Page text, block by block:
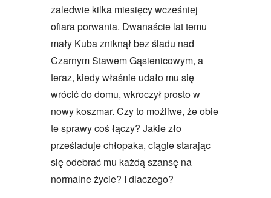
zaledwie kilka miesięcy wcześniej
ofiara porwania. Dwanaście lat temu
mały Kuba zniknął bez śladu nad
Czarnym Stawem Gąsienicowym, a
teraz, kiedy właśnie udało mu się
wrócić do domu, wkroczył prosto w
nowy koszmar. Czy to możliwe, że obie
te sprawy coś łączy? Jakie zło
prześladuje chłopaka, ciągle starając
się odebrać mu każdą szansę na
normalne życie? I dlaczego?